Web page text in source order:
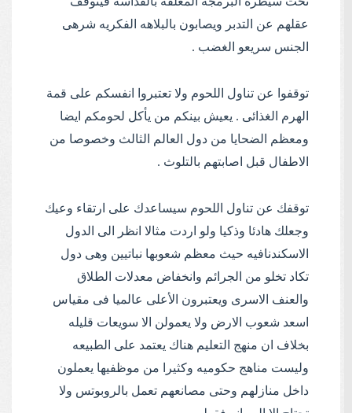
عقلهم عن التدبر ويصابون بالبلاهه الفكريه شرهى
الجنس سريعو الغضب .
توقفوا عن تناول اللحوم ولا تعتبروا انفسكم على قمة
الهرم الغذائى . يعيش بينكم من يأكل لحومكم ايضا
ومعظم الضحايا من دول العالم الثالث وخصوصا من
الاطفال قبل اصابتهم بالتلوث .
توقفك عن تناول اللحوم سيساعدك على ارتقاء وعيك
وجعلك هادئا وذكيا ولو اردت مثالا انظر الى الدول
الاسكندنافيه حيث معظم شعوبها نباتيين وهى دول
تكاد تخلو من الجرائم وانخفاض معدلات الطلاق
والعنف الاسرى ويعتبرون الأعلى عالميا فى مقياس
اسعد شعوب الارض ولا يعمولن الا سويعات قليله
بخلاف ان منهج التعليم هناك يعتمد على الطبيعه
وليست مناهج حكوميه وكثيرا من موظفيها يعملون
داخل منازلهم وحتى مصانعهم تعمل بالروبوتس ولا